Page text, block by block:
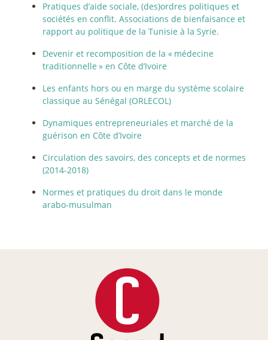
Pratiques d’aide sociale, (des)ordres politiques et
sociétés en conflit. Associations de bienfaisance et
rapport au politique de la Tunisie à la Syrie.
Devenir et recomposition de la « médecine
traditionnelle » en Côte d’Ivoire
Les enfants hors ou en marge du système scolaire
classique au Sénégal (ORLECOL)
Dynamiques entrepreneuriales et marché de la
guérison en Côte d’Ivoire
Circulation des savoirs, des concepts et de normes
(2014-2018)
Normes et pratiques du droit dans le monde
arabo-musulman